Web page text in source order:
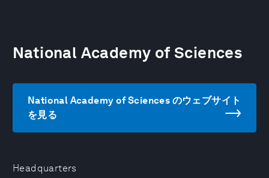
Headquarters
National Academy of Sciences
National Academy of Sciences のウェブサイト
を見る